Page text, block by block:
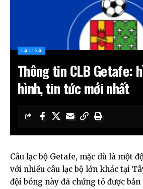
LA LIGA
Thông tin CLB Getafe:
hình, tin tức mới nhất
Câu lạc bộ Getafe, mặc dù là một
với nhiều câu lạc bộ lớn khác tại
đội bóng này đã chứng tỏ được